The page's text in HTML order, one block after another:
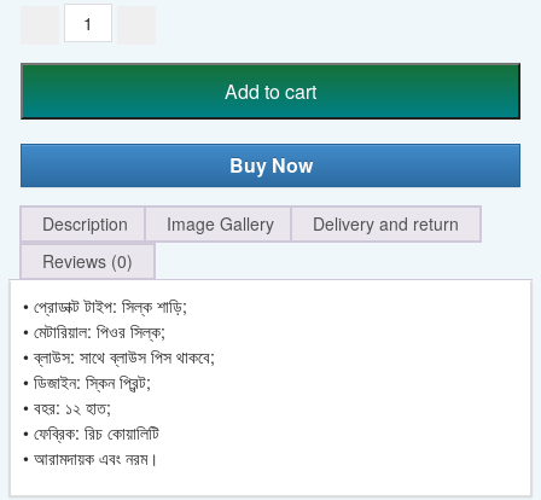
Latest
&
Exclusive
Stylish
Glorious
Saree
With
Gorgeous
Blouse
For
Woman
–
SMC
quantity
Add to cart
Buy Now
Description Image Gallery
Delivery and return
Reviews (0)
• প্রোডাক্ট টাইপ: সিল্ক শাড়ি;
• মেটারিয়াল: পিওর সিল্ক;
• ব্লাউস: সাথে ব্লাউস পিস থাকবে;
• ডিজাইন: স্কিন প্রিন্ট;
• বহর: ১২ হাত;
• ফেব্রিক: রিচ কোয়ালিটি
• আরামদায়ক এবং নরম।